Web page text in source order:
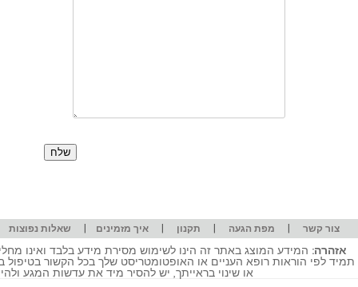
צור קשר | מפת הגעה | תקנון |איך מזמינים | שאלות נפוצות
אזהרה: המידע המוצג באתר זה הינו לשימוש מסירת מידע בלבד ואינו
תמיד לפי הוראות רופא העניים או האופטומטריסט שלך בכל הקשור
או שינוי בראייתך, יש להסיר מיד את עדשות המגע